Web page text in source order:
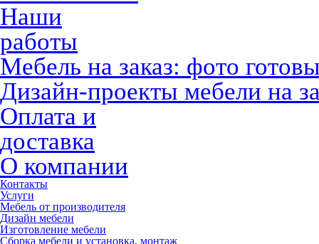
Наши
работы
Мебель на заказ: фото
Дизайн-проекты мебели на
Оплата и
доставка
О компании
Контакты
Услуги
Мебель от производителя
Дизайн мебели
Изготовление мебели
Сборка мебели и установка, монтаж